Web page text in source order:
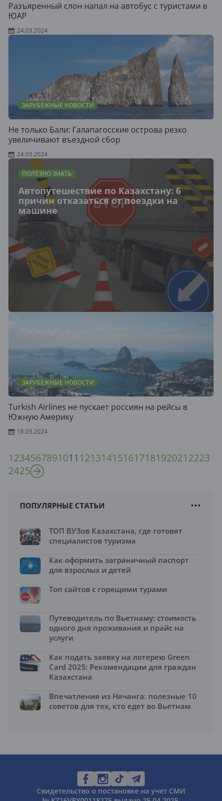
Разъяренный слон напал на автобус с туристами в
ЮАР
24.03.2024
ЗАРУБЕЖНЫЕ НОВОСТИ
Не только Бали: Галапагосские острова резко
увеличивают въездной сбор
24.03.2024
ПОЛЕЗНО ЗНАТЬ
Автопутешествие по Казахстану: 6
причин отказаться от поездки на
машине
ЗАРУБЕЖНЫЕ НОВОСТИ
Turkish Airlines не пускает россиян на рейсы в
Южную Америку
18.03.2024
1234567891011 121314151617181920212223
2425
ПОПУЛЯРНЫЕ СТАТЬИ
ТОП ВУЗов Казахстана, где готовят
специалистов туризма
Как оформить заграничный паспорт
для взрослых и детей
Топ сайтов с горящими турами
Путеводитель по Вьетнаму: стоимость
одного дня проживания и прайс на
услуги
Как подать заявку на лотерею Green
Card 2025: Рекомендации для граждан
Казахстана
Впечатления из Нячанга: полезные 10
советов для тех, кто едет во Вьетнам
Свидетельство о постановке на учет СМИ